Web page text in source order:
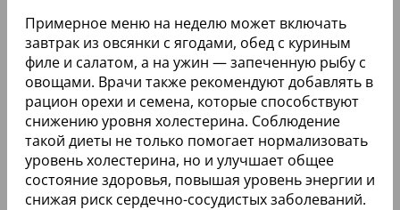
Примерное меню на неделю может включать
завтрак из овсянки с ягодами, обед с куриным
филе и салатом, а на ужин — запеченную рыбу с
овощами. Врачи также рекомендуют добавлять в
рацион орехи и семена, которые способствуют
снижению уровня холестерина. Соблюдение
такой диеты не только помогает нормализовать
уровень холестерина, но и улучшает общее
состояние здоровья, повышая уровень энергии и
снижая риск сердечно-сосудистых заболеваний.